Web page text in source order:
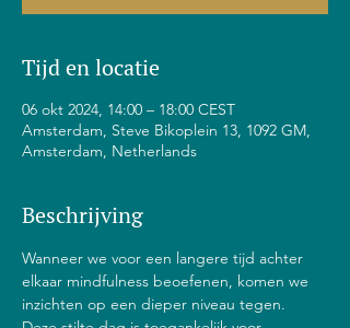
Tijd en locatie
06 okt 2024, 14:00 – 18:00 CEST
Amsterdam, Steve Bikoplein 13, 1092 GM,
Amsterdam, Netherlands
Beschrijving
Wanneer we voor een langere tijd achter
elkaar mindfulness beoefenen, komen we
inzichten op een dieper niveau tegen.